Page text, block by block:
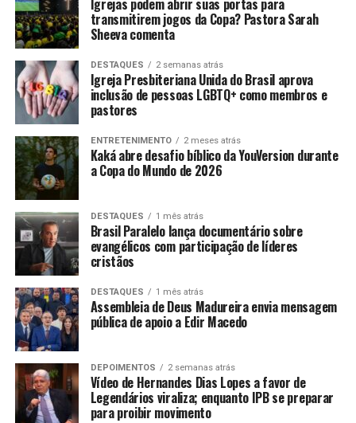
Igrejas podem abrir suas portas para
transmitirem jogos da Copa? Pastora Sarah
Sheeva comenta
DESTAQUES 2 semanas atrás
Igreja Presbiteriana Unida do Brasil aprova
inclusão de pessoas LGBTQ+ como membros e
pastores
ENTRETENIMENTO 2 meses atrás
Kaká abre desafio bíblico da YouVersion durante
a Copa do Mundo de 2026
DESTAQUES 1 mês atrás
Brasil Paralelo lança documentário sobre
evangélicos com participação de líderes
cristãos
DESTAQUES 1 mês atrás
Assembleia de Deus Madureira envia mensagem
pública de apoio a Edir Macedo
DEPOIMENTOS 2 semanas atrás
Vídeo de Hernandes Dias Lopes a favor de
Legendários viraliza; enquanto IPB se preparar
para proibir movimento